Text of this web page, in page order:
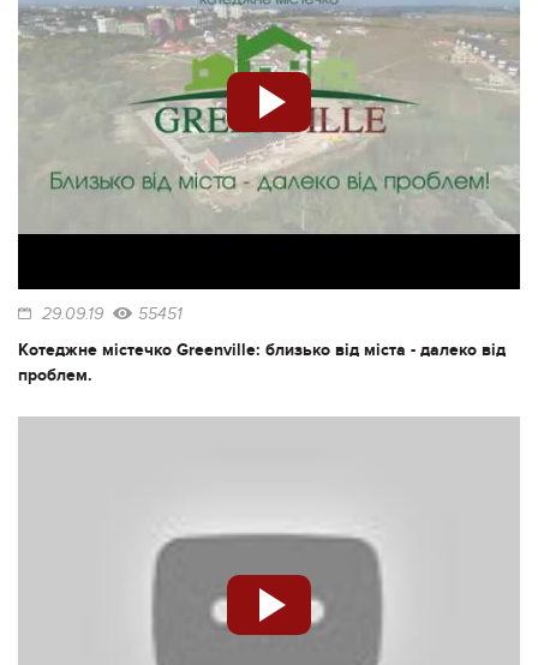
29.09.19 55451
Котеджне містечко Greenville: близько від міста - далеко від
проблем.